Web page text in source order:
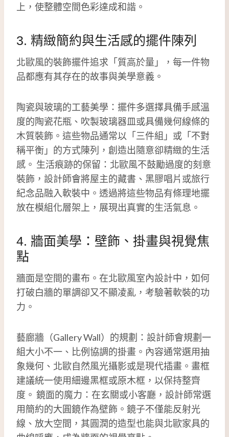
上，使整體空間色彩達成和諧。
3. 精緻簡約與生活感的擺件陳列
北歐風的裝飾擺件追求「質高於量」，每一件物
品都應有其存在的故事與美學意義。
陶瓷與玻璃的工藝美學：擺件多選擇具備手感溫
度的陶瓷花瓶、吹製玻璃器皿或具備幾何線條的
木質裝飾。這些物品通常以「三件組」或「不對
稱平衡」的方式陳列，創造出隨意卻精緻的生活
感。 生活痕跡的保留：北歐風不鼓勵過度的刻意
裝飾，設計師會將屋主的藏書、黑膠唱片或旅行
紀念品融入軟裝中。透過將這些物品有條理地擺
放在模組化層架上，展現出真實的生活氣息。
4. 牆面美學：壁飾、掛畫與視覺焦
點
牆面是空間的畫布。在北歐風室內設計中，如何
打破白牆的單調卻又不顯凌亂，考驗著軟裝的功
力。
藝廊牆（Gallery Wall）的規劃：設計師會規劃一
組大小不一、比例協調的掛畫。內容通常選用抽
象幾何、北歐自然風光攝影或是現代插畫。畫框
建議統一使用細邊黑框或原木框，以保持整齊
度。 鏡面的魔力：在玄關或小客廳，設計師常選
用簡約的大圓鏡作為壁飾。鏡子不僅能反射光
線、放大空間，其圓潤的造型也能與北歐家具的